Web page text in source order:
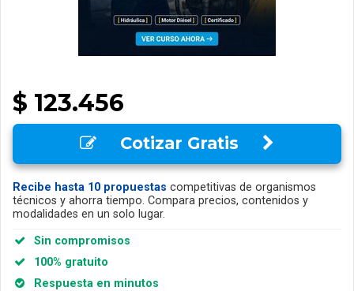
$ 123.456
Cotizar Gratis
Recibe hasta 10 propuestas competitivas de organismos
técnicos y ahorra tiempo. Compara precios, contenidos y
modalidades en un solo lugar.
Sin compromisos
100% gratuito
Respuesta en minutos